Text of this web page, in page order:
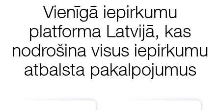
Vienīgā iepirkumu
platforma Latvijā, kas
nodrošina visus iepirkumu
atbalsta pakalpojumus